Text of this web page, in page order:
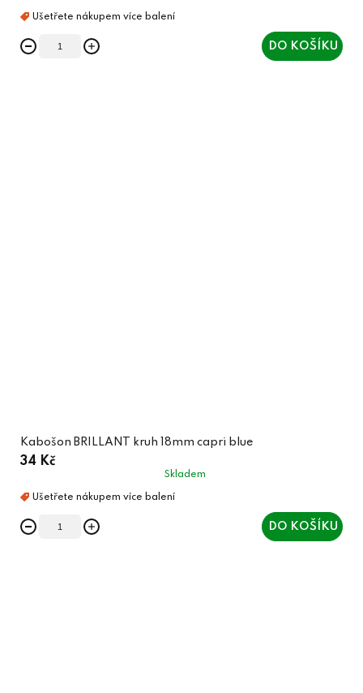
DO KOŠÍKU
Kabošon BRILLANT kruh 18mm capri blue
34 Kč
Skladem
DO KOŠÍKU